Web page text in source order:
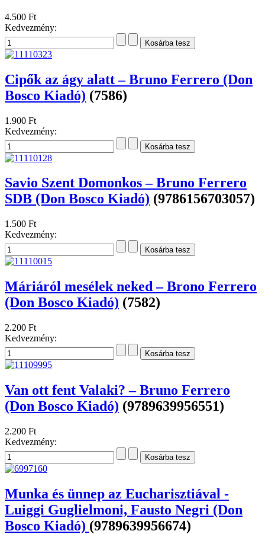
4.500 Ft
Kedvezmény:
Cipők az ágy alatt – Bruno Ferrero (Don
Bosco Kiadó) (7586)
1.900 Ft
Kedvezmény:
Savio Szent Domonkos – Bruno Ferrero
SDB (Don Bosco Kiadó) (9786156703057)
1.500 Ft
Kedvezmény:
Máriáról mesélek neked – Brono Ferrero
(Don Bosco Kiadó) (7582)
2.200 Ft
Kedvezmény:
Van ott fent Valaki? – Bruno Ferrero
(Don Bosco Kiadó) (9789639956551)
2.200 Ft
Kedvezmény:
Munka és ünnep az Eucharisztiával -
Luiggi Guglielmoni, Fausto Negri (Don
Bosco Kiadó) (9789639956674)